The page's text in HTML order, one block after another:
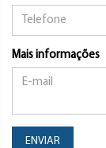
Mais informações
ENVIAR